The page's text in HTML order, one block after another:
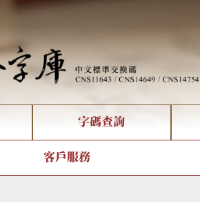
全字庫現況
字碼查詢
部件查詢
造字解決方案
字形下載
客戶服務